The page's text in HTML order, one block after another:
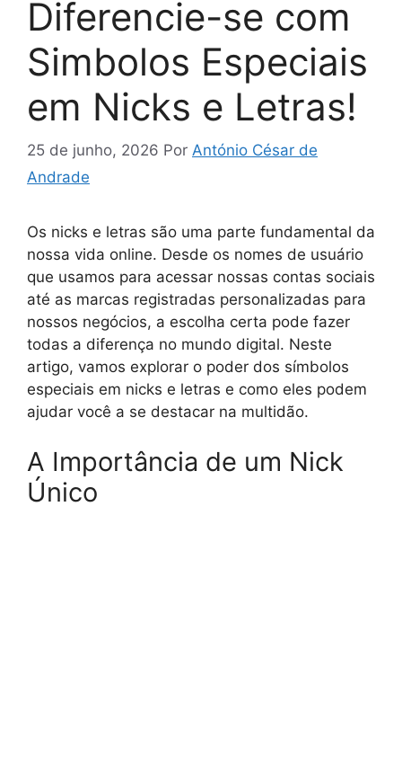
Diferencie-se com
Simbolos Especiais
em Nicks e Letras!
25 de junho, 2026 Por António César de
Andrade
Os nicks e letras são uma parte fundamental da
nossa vida online. Desde os nomes de usuário
que usamos para acessar nossas contas sociais
até as marcas registradas personalizadas para
nossos negócios, a escolha certa pode fazer
todas a diferença no mundo digital. Neste
artigo, vamos explorar o poder dos símbolos
especiais em nicks e letras e como eles podem
ajudar você a se destacar na multidão.
A Importância de um Nick
Único